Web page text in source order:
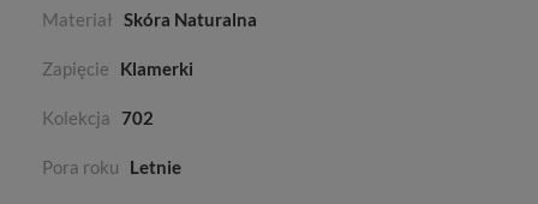
Materiał Skóra Naturalna
Zapięcie Klamerki
Kolekcja 702
Pora roku Letnie